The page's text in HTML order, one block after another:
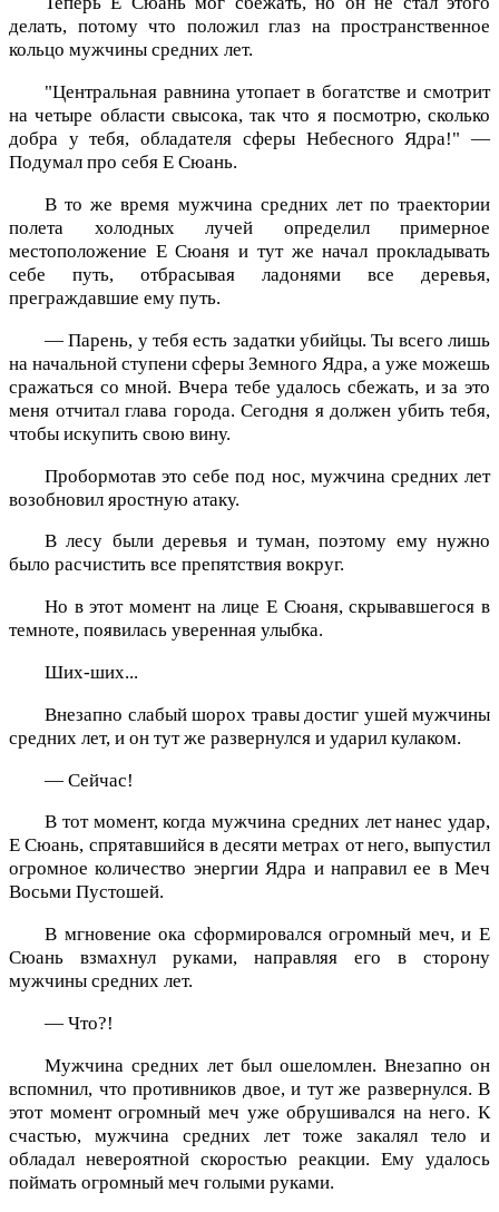
делать, потому что положил глаз на пространственное
кольцо мужчины средних лет.
"Центральная равнина утопает в богатстве и смотрит
на четыре области свысока, так что я посмотрю, сколько
добра у тебя, обладателя сферы Небесного Ядра!" —
Подумал про себя Е Сюань.
В то же время мужчина средних лет по траектории
полета холодных лучей определил примерное
местоположение Е Сюаня и тут же начал прокладывать
себе путь, отбрасывая ладонями все деревья,
преграждавшие ему путь.
— Парень, у тебя есть задатки убийцы. Ты всего лишь
на начальной ступени сферы Земного Ядра, а уже можешь
сражаться со мной. Вчера тебе удалось сбежать, и за это
меня отчитал глава города. Сегодня я должен убить тебя,
чтобы искупить свою вину.
Пробормотав это себе под нос, мужчина средних лет
возобновил яростную атаку.
В лесу были деревья и туман, поэтому ему нужно
было расчистить все препятствия вокруг.
Но в этот момент на лице Е Сюаня, скрывавшегося в
темноте, появилась уверенная улыбка.
Ших-ших...
Внезапно слабый шорох травы достиг ушей мужчины
средних лет, и он тут же развернулся и ударил кулаком.
— Сейчас!
В тот момент, когда мужчина средних лет нанес удар,
Е Сюань, спрятавшийся в десяти метрах от него, выпустил
огромное количество энергии Ядра и направил ее в Меч
Восьми Пустошей.
В мгновение ока сформировался огромный меч, и Е
Сюань взмахнул руками, направляя его в сторону
мужчины средних лет.
— Что?!
Мужчина средних лет был ошеломлен. Внезапно он
вспомнил, что противников двое, и тут же развернулся. В
этот момент огромный меч уже обрушивался на него. К
счастью, мужчина средних лет тоже закалял тело и
обладал невероятной скоростью реакции. Ему удалось
поймать огромный меч голыми руками.